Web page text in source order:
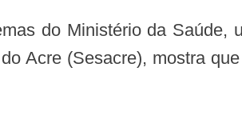
Acre (Sesacre), mostra